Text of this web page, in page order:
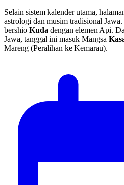
Selain sistem kalender utama,
astrologi dan musim tradisional
bershio Kuda dengan elemen Api.
Jawa, tanggal ini masuk Mangsa
Mareng (Peralihan ke Kemarau).